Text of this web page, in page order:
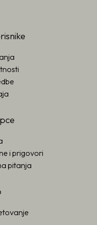
i prigovori
pitanja